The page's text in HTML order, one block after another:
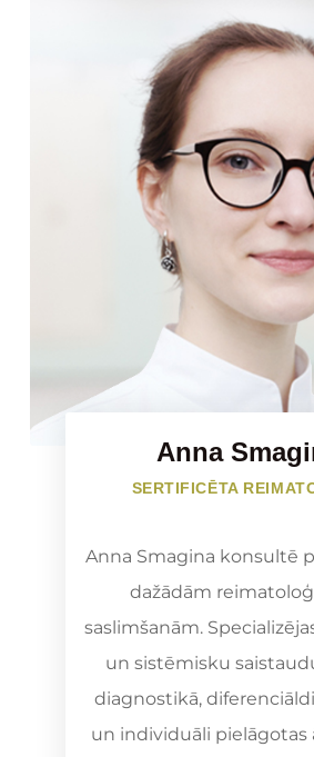
Anna
SERTIFICĒTA
Anna Smagina konsultē
dažādām
saslimšanām.
un sistēmisku
diagnostikā,
un individuāli pielāgotas